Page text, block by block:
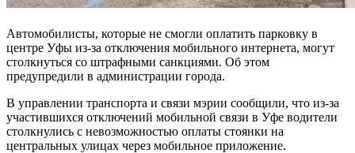
Автомобилисты, которые не смогли оплатить парковку в
центре Уфы из-за отключения мобильного интернета, могут
столкнуться со штрафными санкциями. Об этом
предупредили в администрации города.
В управлении транспорта и связи мэрии сообщили, что из-за
участившихся отключений мобильной связи в Уфе водители
столкнулись с невозможностью оплаты стоянки на
центральных улицах через мобильное приложение.